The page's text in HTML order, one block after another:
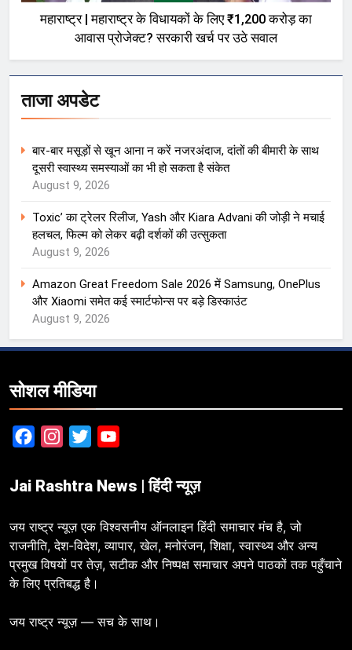
महाराष्ट्र | महाराष्ट्र के विधायकों के लिए ₹1,200 करोड़ का
आवास प्रोजेक्ट? सरकारी खर्च पर उठे सवाल
ताजा अपडेट
बार-बार मसूड़ों से खून आना न करें नजरअंदाज, दांतों की बीमारी के साथ
दूसरी स्वास्थ्य समस्याओं का भी हो सकता है संकेत
August 9, 2026
Toxic’ का ट्रेलर रिलीज, Yash और Kiara Advani की जोड़ी ने मचाई
हलचल, फिल्म को लेकर बढ़ी दर्शकों की उत्सुकता
August 9, 2026
Amazon Great Freedom Sale 2026 में Samsung, OnePlus
और Xiaomi समेत कई स्मार्टफोन्स पर बड़े डिस्काउंट
August 9, 2026
सोशल मीडिया
FacebookInstagram
Twitter
Jai Rashtra News | हिंदी न्यूज़
जय राष्ट्र न्यूज़ एक विश्वसनीय ऑनलाइन हिंदी समाचार मंच है, जो
राजनीति, देश-विदेश, व्यापार, खेल, मनोरंजन, शिक्षा, स्वास्थ्य और अन्य
प्रमुख विषयों पर तेज़, सटीक और निष्पक्ष समाचार अपने पाठकों तक पहुँचाने
के लिए प्रतिबद्ध है।
जय राष्ट्र न्यूज़ — सच के साथ।